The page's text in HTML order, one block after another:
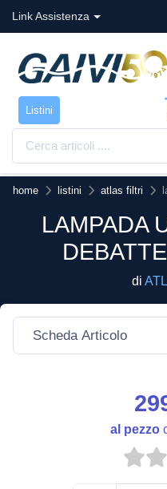
Link Assistenza
Listini
home listini atlas filtri
LAMPADA
di
al pezzo